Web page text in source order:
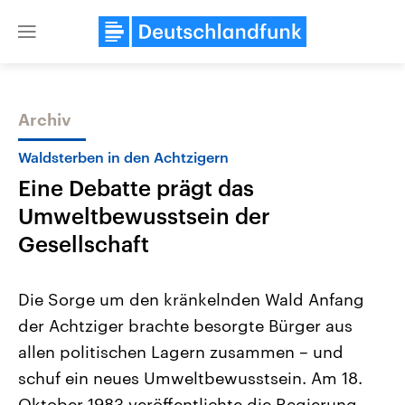
Close
Themen
2026
Alle Informationen
Sachsen-Anhalt wählt am 6.
September 2026 einen neuen
Landtag. Seit 2021 wird das
Bundesland von einer Koalition aus
Aktuelle Beiträge,
Wirtschaftlich und
gehören die Vereinigten
den mächtigsten Ländern
mit großem Einfluss auf
Archiv
Waldsterben in den Achtzigern
Eine Debatte prägt das
Umweltbewusstsein der
Gesellschaft
Die Sorge um den kränkelnden Wald Anfang
der Achtziger brachte besorgte Bürger aus
allen politischen Lagern zusammen – und
schuf ein neues Umweltbewusstsein. Am 18.